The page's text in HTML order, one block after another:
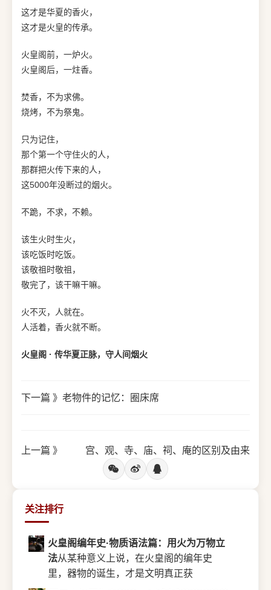
这才是华夏的香火，
这才是火皇的传承。
火皇阁前，一炉火。
火皇阁后，一炷香。
焚香，不为求佛。
烧烤，不为祭鬼。
只为记住，
那个第一个守住火的人，
那群把火传下来的人，
这5000年没断过的烟火。
不跪，不求，不赖。
该生火时生火，
该吃饭时吃饭。
该敬祖时敬祖，
敬完了，该干嘛干嘛。
火不灭，人就在。
人活着，香火就不断。
火皇阁 · 传华夏正脉，守人间烟火
下一篇 》 老物件的记忆：圈床席
上一篇 》 宫、观、寺、庙、祠、庵的区别及由来
关注排行
火皇阁编年史·物质语法篇：用火为万物立
法从某种意义上说，在火皇阁的编年史
里，器物的诞生，才是文明真正获